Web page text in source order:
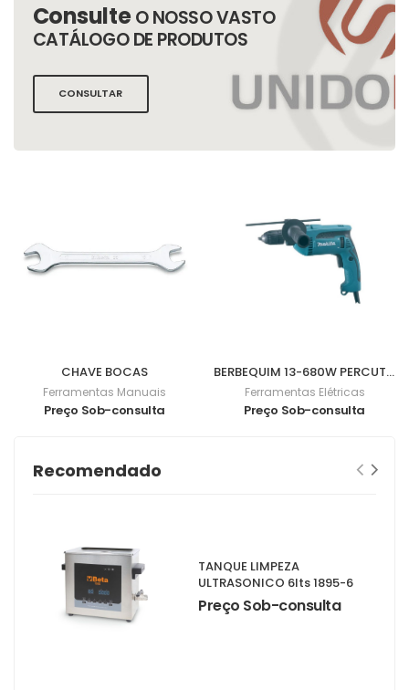
ConsulteO NOSSO VASTO
CATÁLOGO DE PRODUTOS
CONSULTAR
CHAVE BOCAS
Ferramentas Manuais
Preço Sob-consulta
BERBEQUIM 13-680W PERCUTOR HP1641
Ferramentas Elétricas
Preço Sob-consulta
Recomendado
TANQUE LIMPEZA
ULTRASONICO 6lts 1895-6
Preço Sob-consulta